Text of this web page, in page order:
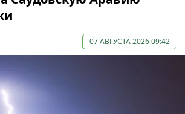
07 АВГУСТА 2026 09:42